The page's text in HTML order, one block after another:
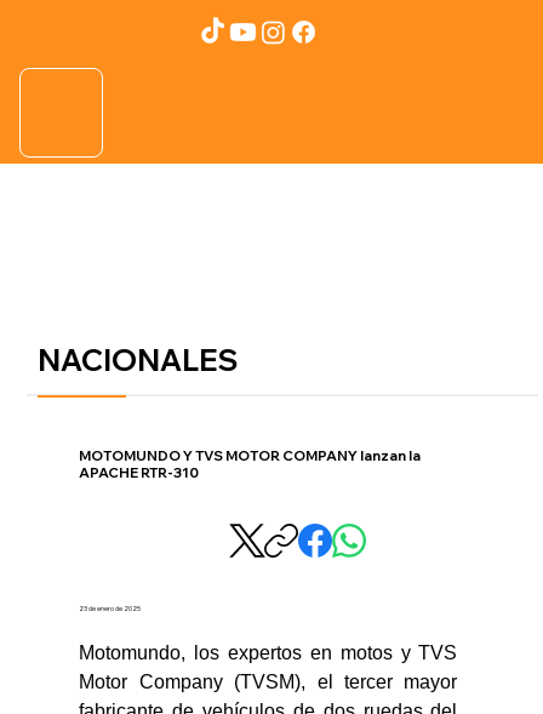
NACIONALES
MOTOMUNDO Y TVS MOTOR COMPANY lanzan la
APACHE RTR-310
23 de enero de 2025
Motomundo, los expertos en motos y TVS
Motor Company (TVSM), el tercer mayor